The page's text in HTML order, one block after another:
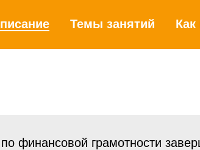
Темы занятий Как
финансовой грамотности